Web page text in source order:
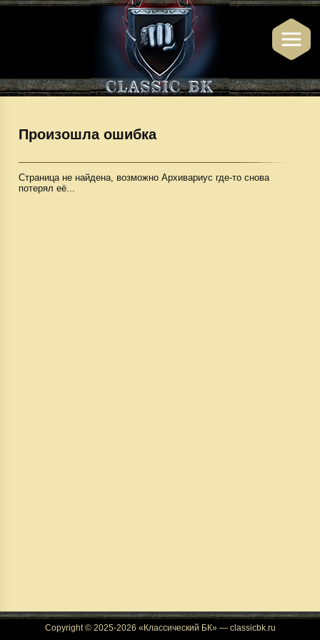
Произошла ошибка
Страница не найдена, возможно Архивариус где-то снова
потерял её...
Copyright © 2025-2026 «Классический БК» — classicbk.ru